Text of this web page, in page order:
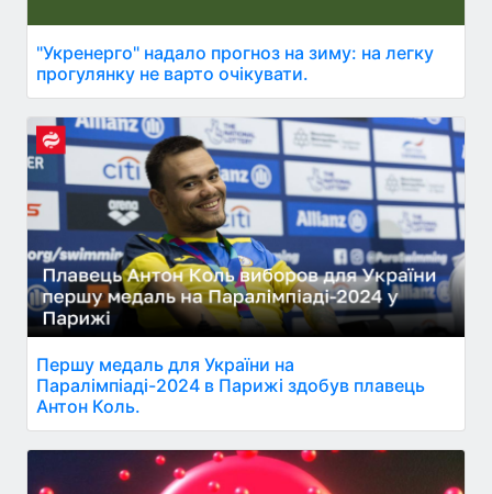
"Укренерго" надало прогноз на зиму: на легку
прогулянку не варто очікувати.
Першу медаль для України на
Паралімпіаді-2024 в Парижі здобув плавець
Антон Коль.